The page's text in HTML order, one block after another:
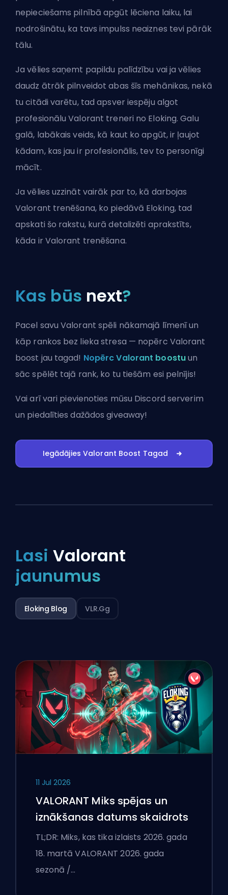
nepieciešams pilnībā apgūt lēciena laiku, lai
nodrošinātu, ka tavs impulss neaiznes tevi pārāk
tālu.
Ja vēlies saņemt papildu palīdzību vai ja vēlies
daudz ātrāk pilnveidot abas šīs mehānikas, nekā
tu citādi varētu, tad apsver iespēju algot
profesionālu Valorant treneri no Eloking. Galu
galā, labākais veids, kā kaut ko apgūt, ir ļaujot
kādam, kas jau ir profesionālis, tev to personīgi
mācīt.
Ja vēlies uzzināt vairāk par to, kā darbojas
Valorant trenēšana, ko piedāvā Eloking, tad
apskati šo rakstu, kurā detalizēti aprakstīts,
kāda ir Valorant trenēšana.
Kas būs next?
Pacel savu Valorant spēli nākamajā līmenī un
kāp rankos bez lieka stresa — nopērc Valorant
boost jau tagad! Nopērc Valorant boostuun
sāc spēlēt tajā rank, ko tu tiešām esi pelnījis!
Vai arī vari pievienoties mūsu Discord serverim
un piedalīties dažādos giveaway!
Iegādājies Valorant Boost Tagad
Lasi Valorant
jaunumus
Eloking Blog VLR.gg
11 Jul 2026
VALORANT Miks spējas un
iznākšanas datums skaidrots
TL;DR: Miks, kas tika izlaists 2026. gada
18. martā VALORANT 2026. gada
sezonā /…